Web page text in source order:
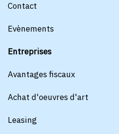
Contact
Evènements
Entreprises
Avantages fiscaux
Achat d'oeuvres d'art
Leasing